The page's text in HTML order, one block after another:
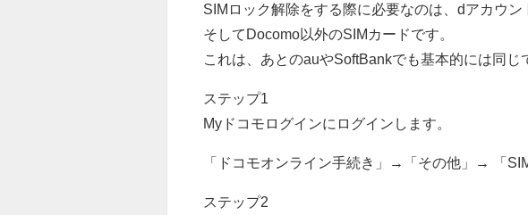
SIMロック解除をする際に必要なのは、dアカウ
そしてDocomo以外のSIMカードです。
これは、あとのauやSoftBankでも基本的には同じ
ステップ1
Myドコモログインにログインします。
「ドコモオンライン手続き」→「その他」→ 「
ステップ2